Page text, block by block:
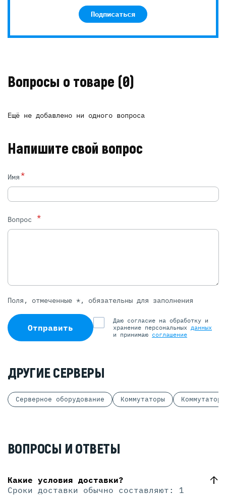
Подписаться
Вопросы о товаре (0)
Ещё не добавлено ни одного вопроса
Напишите свой вопрос
Имя*
Вопрос *
Поля, отмеченные *, обязательны для заполнения
Отправить
Даю согласие на обработку и
хранение персональных данных
и принимаю соглашение
ДРУГИЕ СЕРВЕРЫ
Серверное оборудование Коммутаторы
ВОПРОСЫ И ОТВЕТЫ
Какие условия доставки?
Сроки доставки обычно составляют: 1